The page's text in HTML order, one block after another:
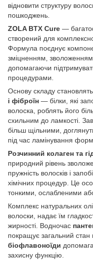
відновити структуру
пошкоджень.
ZOLA BTX Cure —
створений для
Формула поєднує
зміцненням,
допомагаючи
процедурами.
Основу складу становлять
і фіброїн — білки, які
волоска, роблять його
схильним до ламкості.
більш щільними,
під час ламінування
Розчинний колаген та
природний рівень
пружність волосків і
хімічних процедур. Це
тонкими, ослабленими
Комплекс натуральних
волоски, надає їм
жирності. Водночас
покращує загальний стан
біофлавоноїди
захисну функцію.